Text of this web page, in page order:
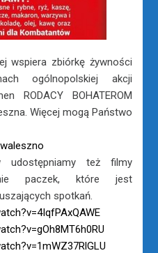
wspiera zbiórkę żywności
ogólnopolskiej akcji
RODACY BOHATEROM
Więcej mogą Państwo
udostępniamy też filmy
paczek, które jest
spotkań.